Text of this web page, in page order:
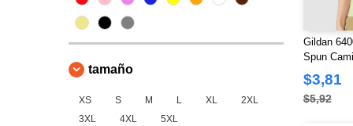
tamaño
XS S M L XL
2XL
3XL
4XL 5XL
Gildan
Spun
$3,81
$5,92